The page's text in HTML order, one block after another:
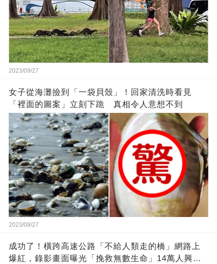
2023/09/27
女子從海灘撿到「一袋貝殼」！回家清洗時看見
「裡面的圖案」立刻下跪 真相令人意想不到
2023/09/27
成功了！橫跨高速公路「不給人類走的橋」網路上
爆紅，錄影畫面曝光「挽救無數生命」14萬人興奮